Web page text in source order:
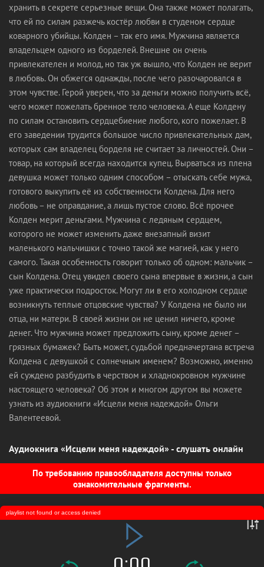
хранить в секрете серьезные вещи. Она также может полагать,
что ей по силам разжечь костёр любви в студеном сердце
коварного убийцы. Колден – так его имя. Мужчина является
владельцем одного из борделей. Внешне он очень
привлекателен и молод, но так уж вышло, что Колден не верит
в любовь. Он обжегся однажды, после чего разочаровался в
этом чувстве. Герой уверен, что за деньги можно получить всё,
чего может пожелать бренное тело человека. А еще Колдену
по силам остановить сердцебиение любого, кого пожелает. В
его заведении трудится большое число привлекательных дам,
которых сам владелец борделя не считает за личностей. Они –
товар, на который всегда находится купец. Вырваться из плена
девушка может только одним способом – отыскать себе мужа,
готового выкупить её из собственности Колдена. Для него
любовь – не оправдание, а лишь пустое слово. Всё прочее
Колден мерит деньгами. Мужчина с ледяным сердцем,
которого не может изменить даже внезапный визит
маленького мальчишки с точно такой же магией, как у него
самого. Такая особенность говорит только об одном: мальчик –
сын Колдена. Отец увидел своего сына впервые в жизни, а сын
уже практически подросток. Могут ли в его холодном сердце
возникнуть теплые отцовские чувства? У Колдена не было ни
отца, ни матери. В своей жизни он не ценил ничего, кроме
денег. Что мужчина может предложить сыну, кроме денег –
грязных бумажек? Быть может, судьбой предначертана встреча
Колдена с девушкой с солнечным именем? Возможно, именно
ей суждено разбудить в черством и хладнокровном мужчине
настоящего человека? Об этом и многом другом вы можете
узнать из аудиокниги «Исцели меня надеждой» Ольги
Валентеевой.
Аудиокнига «Исцели меня надеждой» - слушать онлайн
По требованию правообладателя доступны только
ознакомительные фрагменты.
playlist not found or access denied